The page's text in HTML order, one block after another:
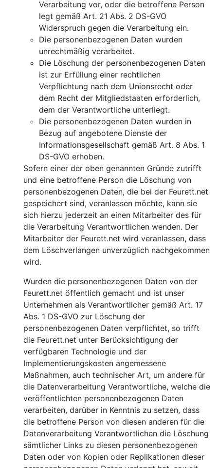
Verarbeitung vor, oder die betroffene Person
legt gemäß Art. 21 Abs. 2 DS-GVO
Widerspruch gegen die Verarbeitung ein.
Die personenbezogenen Daten wurden
unrechtmäßig verarbeitet.
Die Löschung der personenbezogenen Daten
ist zur Erfüllung einer rechtlichen
Verpflichtung nach dem Unionsrecht oder
dem Recht der Mitgliedstaaten erforderlich,
dem der Verantwortliche unterliegt.
Die personenbezogenen Daten wurden in
Bezug auf angebotene Dienste der
Informationsgesellschaft gemäß Art. 8 Abs. 1
DS-GVO erhoben.
Sofern einer der oben genannten Gründe zutrifft
und eine betroffene Person die Löschung von
personenbezogenen Daten, die bei der Feurett.net
gespeichert sind, veranlassen möchte, kann sie
sich hierzu jederzeit an einen Mitarbeiter des für
die Verarbeitung Verantwortlichen wenden. Der
Mitarbeiter der Feurett.net wird veranlassen, dass
dem Löschverlangen unverzüglich nachgekommen
wird.
Wurden die personenbezogenen Daten von der
Feurett.net öffentlich gemacht und ist unser
Unternehmen als Verantwortlicher gemäß Art. 17
Abs. 1 DS-GVO zur Löschung der
personenbezogenen Daten verpflichtet, so trifft
die Feurett.net unter Berücksichtigung der
verfügbaren Technologie und der
Implementierungskosten angemessene
Maßnahmen, auch technischer Art, um andere für
die Datenverarbeitung Verantwortliche, welche die
veröffentlichten personenbezogenen Daten
verarbeiten, darüber in Kenntnis zu setzen, dass
die betroffene Person von diesen anderen für die
Datenverarbeitung Verantwortlichen die Löschung
sämtlicher Links zu diesen personenbezogenen
Daten oder von Kopien oder Replikationen dieser